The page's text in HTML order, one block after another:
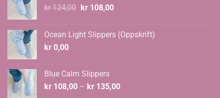
kr124,00 Opprinnelig
kr 124,00.
kr108,00Nåværende
kr 108,00.
Ocean Light Slippers (Oppskrift)
kr 0,00
Blue Calm Slippers
kr 108,00 – kr 135,00Prisområde: